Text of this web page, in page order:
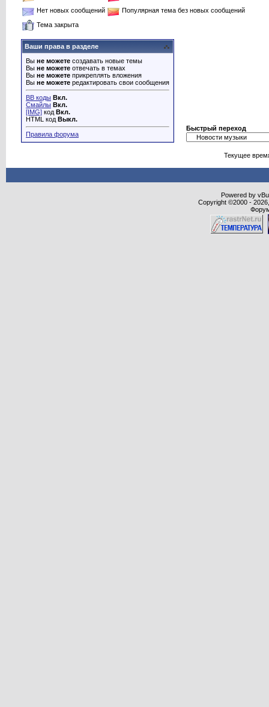
Нет новых сообщений
Популярная тема без новых сообщений
Тема закрыта
Ваши права в разделе
Вы не можете создавать новые темы
Вы не можете отвечать в темах
Вы не можете прикреплять вложения
Вы не можете редактировать свои сообщения
BB коды Вкл.
Смайлы Вкл.
[IMG] код Вкл.
HTML код Выкл.
Правила форума
Быстрый переход
Текущее
Powered by
Copyright ©2000 -